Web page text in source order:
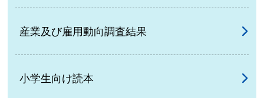
産業及び雇用動向調査結果
小学生向け読本